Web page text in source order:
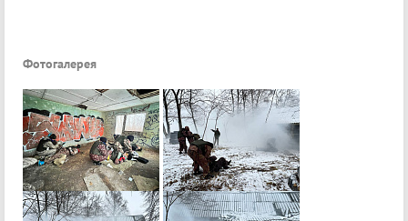
Фотогалерея